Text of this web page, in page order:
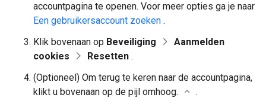
accountpagina te openen. Voor meer opties ga je naar
Een gebruikersaccount zoeken .
Klik bovenaan op Beveiliging
Aanmelden
cookies
Resetten .
(Optioneel) Om terug te keren naar de accountpagina,
klikt u bovenaan op de pijl omhoog.
.